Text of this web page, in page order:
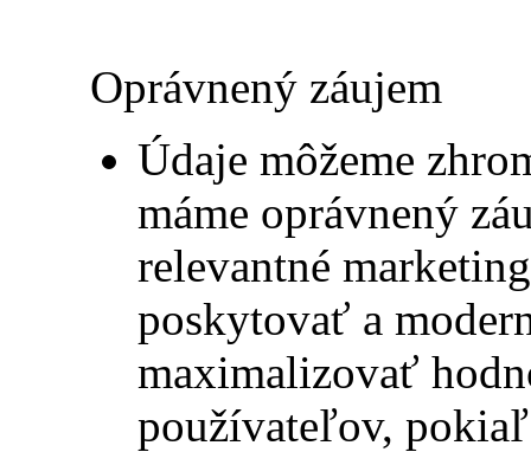
Oprávnený záujem
Údaje môžeme
máme oprávnený
relevantné
poskytovať a
maximalizovať
používateľov, pokiaľ